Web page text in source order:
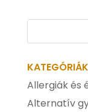
KATEGÓRIÁK
Allergiák és
Alternatív